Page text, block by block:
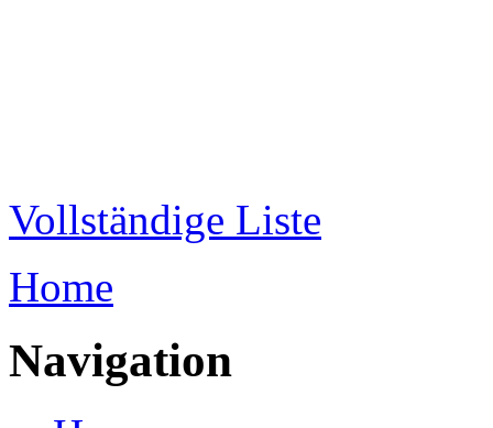
Vollständige Liste
Sie sind hier
Home
Navigation